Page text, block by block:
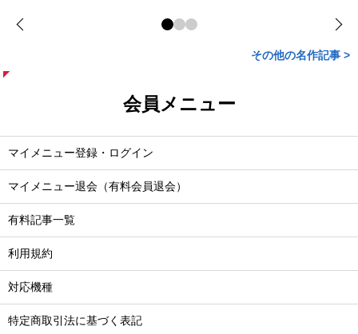
その他の名作記事 >
会員メニュー
マイメニュー登録・ログイン
マイメニュー退会（有料会員退会）
有料記事一覧
利用規約
対応機種
特定商取引法に基づく表記